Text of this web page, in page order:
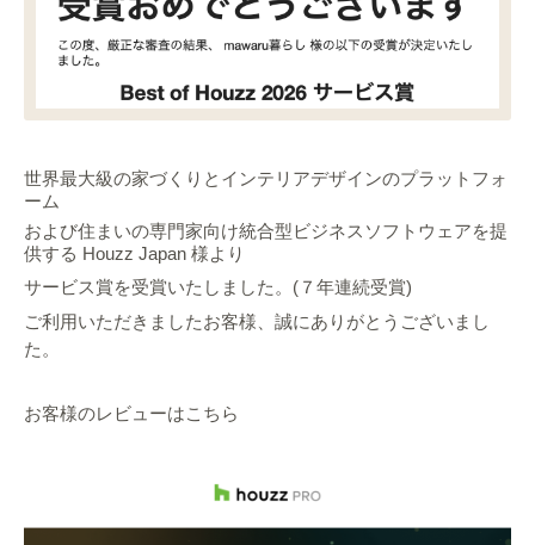
世界最大級の家づくりとインテリアデザインのプラットフォ
ーム
および住まいの専門家向け統合型ビジネスソフトウェアを提
供する Houzz Japan 様より
サービス賞を受賞いたしました。(７年連続受賞)
ご利用いただきましたお客様、誠にありがとうございまし
た。
お客様のレビューはこちら